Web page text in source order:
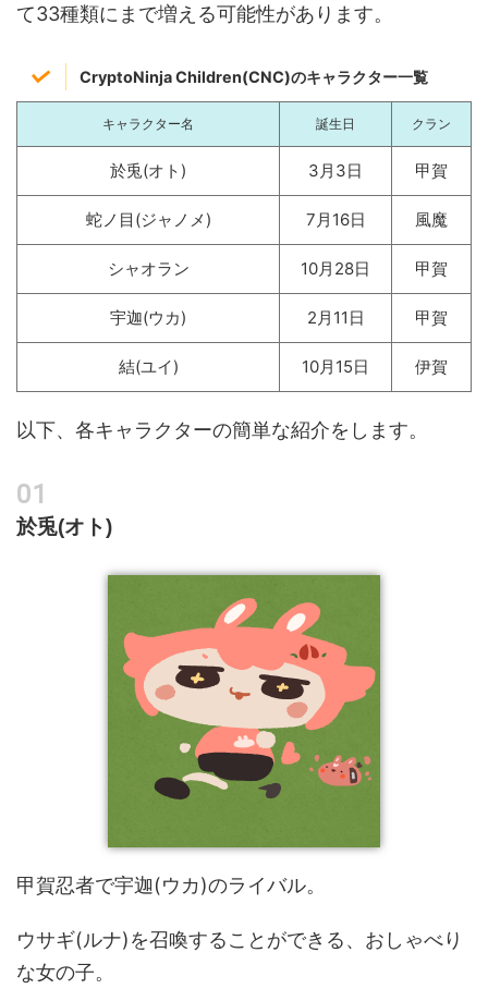
て33種類にまで増える可能性があります。
CryptoNinja Children(CNC)のキャラクター一覧
キャラクター名 誕生日 クラン
於兎(オト) 3月3日 甲賀
蛇ノ目(ジャノメ) 7月16日 風魔
シャオラン 10月28日 甲賀
宇迦(ウカ) 2月11日 甲賀
結(ユイ) 10月15日 伊賀
以下、各キャラクターの簡単な紹介をします。
於兎(オト)
甲賀忍者で宇迦(ウカ)のライバル。
ウサギ(ルナ)を召喚することができる、おしゃべり
な女の子。